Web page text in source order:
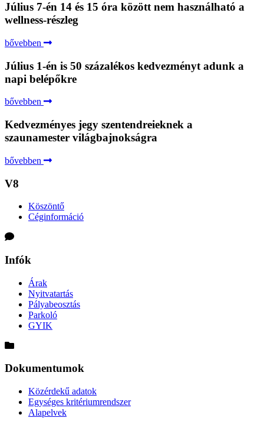
Július 7-én 14 és 15 óra között nem használható a
wellness-részleg
bővebben
Július 1-én is 50 százalékos kedvezményt adunk a
napi belépőkre
bővebben
Kedvezményes jegy szentendreieknek a
szaunamester világbajnokságra
bővebben
V8
Köszöntő
Céginformáció
Infók
Árak
Nyitvatartás
Pályabeosztás
Parkoló
GYIK
Dokumentumok
Közérdekű adatok
Egységes kritériumrendszer
Alapelvek